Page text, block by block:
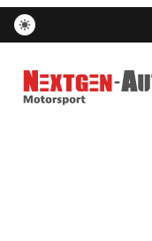
Nextgen-Auto.com